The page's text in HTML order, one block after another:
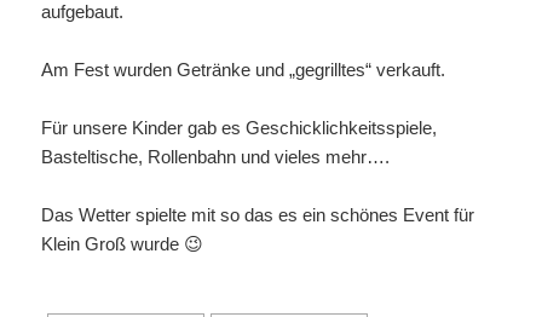
aufgebaut.
Am Fest wurden Getränke und „gegrilltes“ verkauft.
Für unsere Kinder gab es Geschicklichkeitsspiele,
Basteltische, Rollenbahn und vieles mehr….
Das Wetter spielte mit so das es ein schönes Event für
Klein Groß wurde 😉